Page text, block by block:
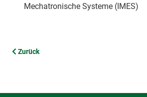
Mechatronische Systeme (IMES)
Vorheriger Beitrag: EazyTop
Zurück